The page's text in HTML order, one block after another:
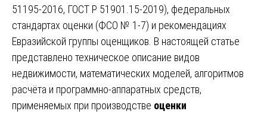
51195-2016, ГОСТ Р 51901.15-2019), федеральных
стандартах оценки (ФСО № 1-7) и рекомендациях
Евразийской группы оценщиков. В настоящей статье
представлено техническое описание видов
недвижимости, математических моделей, алгоритмов
расчёта и программно-аппаратных средств,
применяемых при производстве оценки